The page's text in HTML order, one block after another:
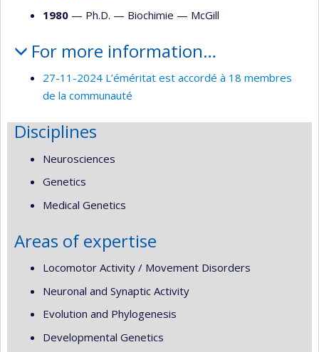
1980 — Ph.D. — Biochimie — McGill
For more information…
27-11-2024 L’éméritat est accordé à 18 membres
de la communauté
Disciplines
Neurosciences
Genetics
Medical Genetics
Areas of expertise
Locomotor Activity / Movement Disorders
Neuronal and Synaptic Activity
Evolution and Phylogenesis
Developmental Genetics